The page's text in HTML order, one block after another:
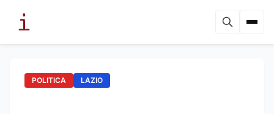
POLITICA LAZIO